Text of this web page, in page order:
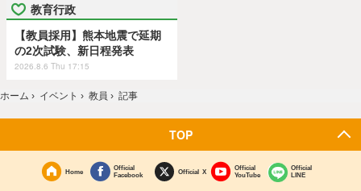
教育行政
【教員採用】熊本地震で延期
の2次試験、新日程発表
2026.8.6 Thu 17:15
ホーム › イベント › 教員 › 記事
TOP
Home
Official
Facebook
Official X
Official
YouTube
Official
LINE